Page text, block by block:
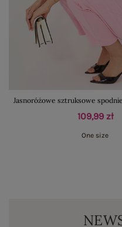
Jasnoróżowe sztruksowe
109,99 zł
One size